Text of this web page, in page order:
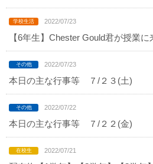
2022/07/23
【6年生】Chester Gould君が授業に
2022/07/23
本日の主な行事等 ７/２３(土)
2022/07/22
本日の主な行事等 ７/２２(金)
2022/07/21